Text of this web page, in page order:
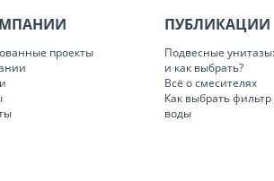
проекты
ПУБЛИКАЦИИ
Подвесные унитазы:
и как выбрать?
Всё о смесителях
Как выбрать
воды